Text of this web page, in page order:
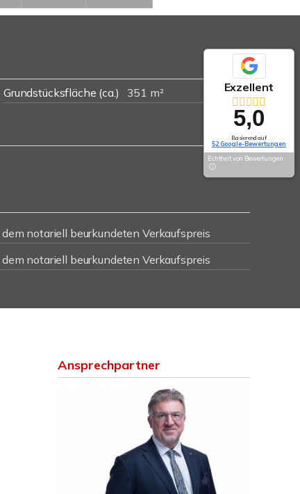
Grundstücksfläche (ca.) 351 m²
notariell beurkundeten Verkaufspreis
notariell beurkundeten Verkaufspreis
Ansprechpartner
Exzellent
5,0
Basierend auf
52 Google-Bewertungen
Echtheit von Bewertungen